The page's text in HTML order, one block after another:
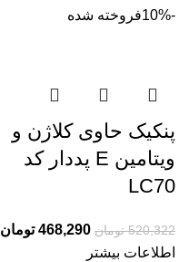
-10% فروخته شده
پنکیک حاوی کلاژن و
ویتامین E پددار کد
LC70
520,322 تومان 468,290 تومان
اطلاعات بیشتر